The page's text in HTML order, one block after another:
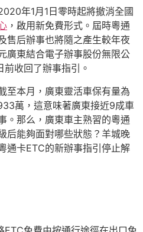
年1月1日零時起將撤消全國
，啟用新免費形式。屆時粵通
售后辦事也將隨之產生較年夜
廣東結合電子辦事股份無限公
前收回了辦事指引。
至本月，廣東靈活車保有量為
萬，這意味著廣東接近9成車
。那么，廣東車主熟習的粵通
后能夠面對哪些狀態？羊城晚
通卡ETC的新辦事指引停止解